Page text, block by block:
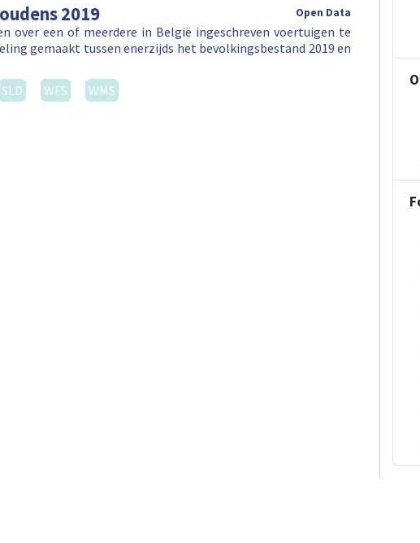
2019 Open Data
over een of meerdere in België ingeschreven voertuigen te
gemaakt tussen enerzijds het bevolkingsbestand 2019 en
SLD WFS WMS